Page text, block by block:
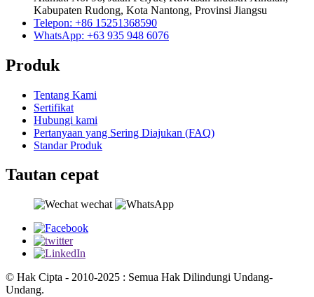
Kabupaten Rudong, Kota Nantong, Provinsi Jiangsu
Telepon: +86 15251368590
WhatsApp: +63 935 948 6076
Produk
Tentang Kami
Sertifikat
Hubungi kami
Pertanyaan yang Sering Diajukan (FAQ)
Standar Produk
Tautan cepat
© Hak Cipta - 2010-2025 : Semua Hak Dilindungi Undang-
Undang.